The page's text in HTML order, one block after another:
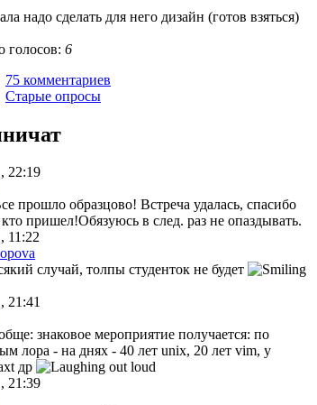
надо сделать для него дизайн (готов взяться)
голосов: 6
75 комментариев
Старые опросы
22:19
прошло образцово! Встреча удалась, спасибо
пришел!Обязуюсь в след. раз не опаздывать.
11:22
случай, толпы студенток не будет
21:41
знаковое мероприятие получается: по
лора - на днях - 40 лет unix, 20 лет vim, у
др
21:39